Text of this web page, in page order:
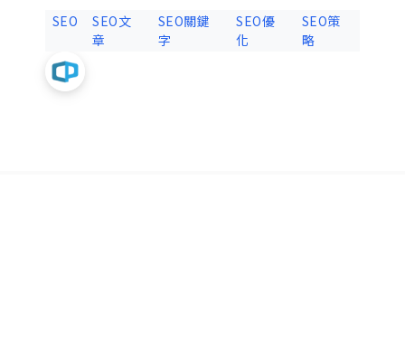
立即諮詢
撰寫的要點及實用技巧，從選定關鍵字、文章架
構，到如何滿足讀者需求，幫助你有效優化內容。
SEO
SEO文
章
SEO關鍵
字
SEO優
化
SEO策
略